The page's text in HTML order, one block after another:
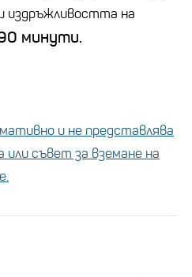
издръжливостта на
минути.
и не представлява
или съвет за вземане на